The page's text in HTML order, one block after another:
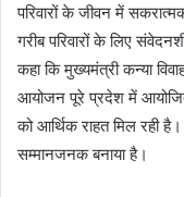
परिवारों के जीवन में
गरीब परिवारों के लिए
कहा कि मुख्यमंत्री कन्या
आयोजन पूरे प्रदेश में
को आर्थिक राहत मिल रही
सम्मानजनक बनाया है।